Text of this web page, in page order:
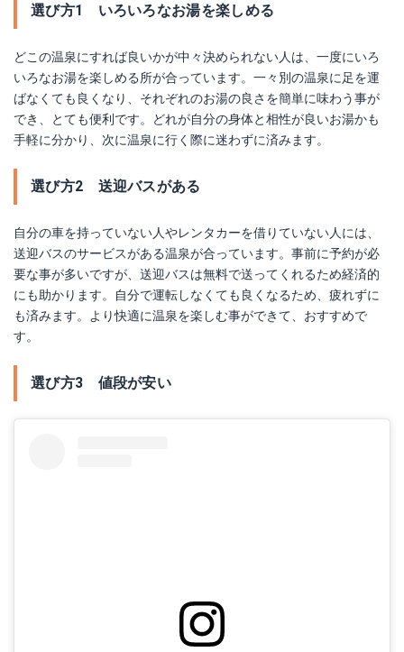
選び方1 いろいろなお湯を楽しめる
どこの温泉にすれば良いかが中々決められない人は、一度にいろ
いろなお湯を楽しめる所が合っています。一々別の温泉に足を運
ばなくても良くなり、それぞれのお湯の良さを簡単に味わう事が
でき、とても便利です。どれが自分の身体と相性が良いお湯かも
手軽に分かり、次に温泉に行く際に迷わずに済みます。
選び方2 送迎バスがある
自分の車を持っていない人やレンタカーを借りていない人には、
送迎バスのサービスがある温泉が合っています。事前に予約が必
要な事が多いですが、送迎バスは無料で送ってくれるため経済的
にも助かります。自分で運転しなくても良くなるため、疲れずに
も済みます。より快適に温泉を楽しむ事ができて、おすすめで
す。
選び方3 値段が安い